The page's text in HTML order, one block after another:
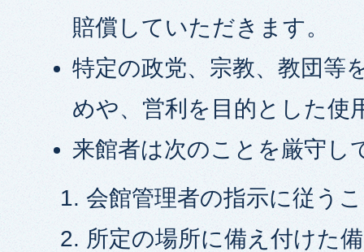
賠償していただきます。
特定の政党、宗教、教団等
めや、営利を目的とした使
来館者は次のことを厳守し
会館管理者の指示に従う
所定の場所に備え付けた